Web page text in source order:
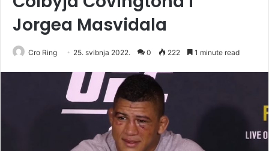
Jorgea Masvidala
Cro Ring 25. svibnja 2022. 0 222 1 minute read